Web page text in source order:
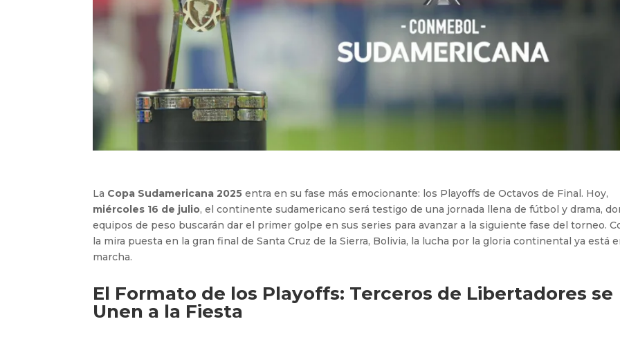
La Copa Sudamericana 2025 entra en su fase más emocionante: los Playoffs de Octavos de Final. Hoy,
miércoles 16 de julio, el continente sudamericano será testigo de una jornada llena de fútbol y drama,
equipos de peso buscarán dar el primer golpe en sus series para avanzar a la siguiente fase del torneo.
la mira puesta en la gran final de Santa Cruz de la Sierra, Bolivia, la lucha por la gloria continental ya está
marcha.
El Formato de los Playoffs: Terceros de Libertadores se
Unen a la Fiesta